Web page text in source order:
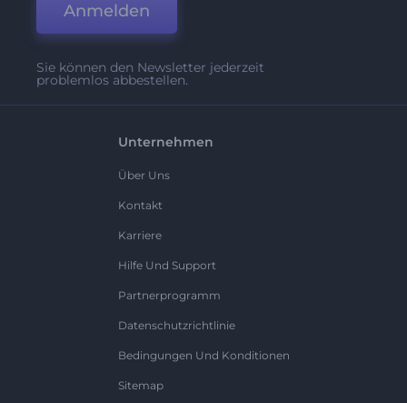
Anmelden
Sie können den Newsletter jederzeit
problemlos abbestellen.
Unternehmen
Über Uns
Kontakt
Karriere
Hilfe Und Support
Partnerprogramm
Datenschutzrichtlinie
Bedingungen Und Konditionen
Sitemap